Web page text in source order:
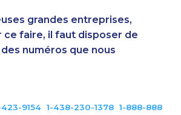
grandes entreprises,
ce faire, il faut disposer de
numéros que nous
9154 1-438-230-1378 1-888-888-1563